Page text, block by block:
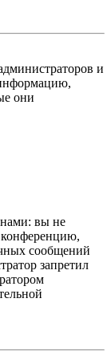
и
они
вы не
сообщений
запретил